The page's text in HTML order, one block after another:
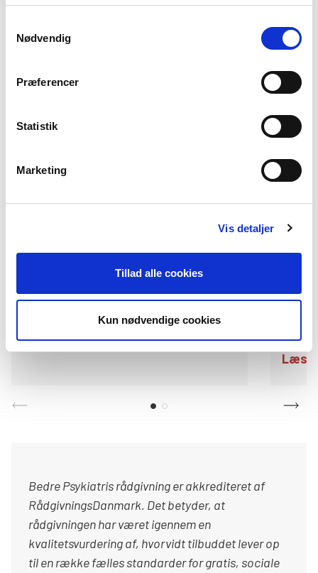
Nødvendig
Præferencer
Statistik
Marketing
Vis detaljer
Tillad alle cookies
Kun nødvendige cookies
Hold øje med kommende webinarer her
Om
Læs
Bedre Psykiatris rådgivning er akkrediteret af
RådgivningsDanmark. Det betyder, at
rådgivningen har været igennem en
kvalitetsvurdering af, hvorvidt tilbuddet lever op
til en række fælles standarder for gratis, sociale